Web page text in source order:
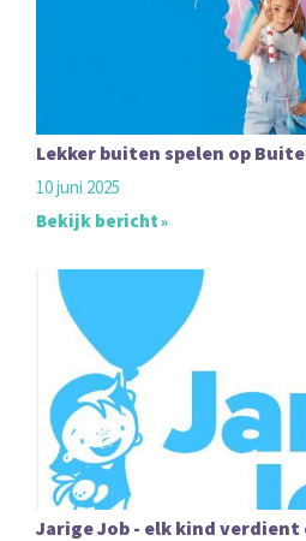
Lekker buiten spelen op
10 juni 2025
Bekijk bericht
Jarige Job - elk kind verdient